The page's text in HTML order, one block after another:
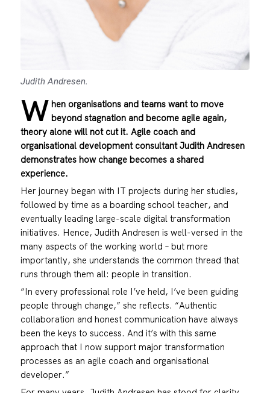
Judith Andresen.
W hen organisations and teams want to move
beyond stagnation and become agile again,
theory alone will not cut it. Agile coach and
organisational development consultant Judith Andresen
demonstrates how change becomes a shared
experience.
Her journey began with IT projects during her studies,
followed by time as a boarding school teacher, and
eventually leading large-scale digital transformation
initiatives. Hence, Judith Andresen is well-versed in the
many aspects of the working world – but more
importantly, she understands the common thread that
runs through them all: people in transition.
“In every professional role I’ve held, I’ve been guiding
people through change,” she reflects. “Authentic
collaboration and honest communication have always
been the keys to success. And it’s with this same
approach that I now support major transformation
processes as an agile coach and organisational
developer.”